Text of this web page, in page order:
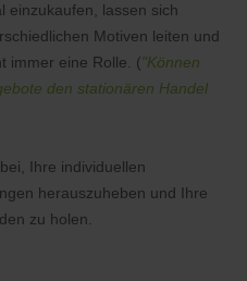
einzukaufen, lassen sich
Motiven leiten und
immer eine Rolle. ("Können
den stationären Handel
Ihre individuellen
herauszuheben und Ihre
zu holen.